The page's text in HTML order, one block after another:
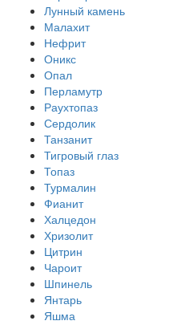
Лунный камень
Малахит
Нефрит
Оникс
Опал
Перламутр
Раухтопаз
Сердолик
Танзанит
Тигровый глаз
Топаз
Турмалин
Фианит
Халцедон
Хризолит
Цитрин
Чароит
Шпинель
Янтарь
Яшма